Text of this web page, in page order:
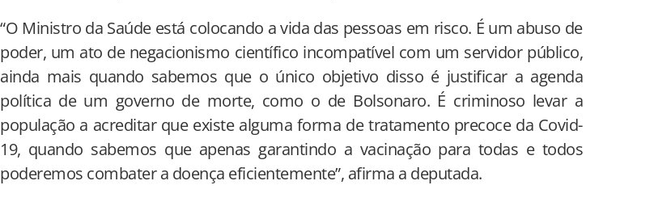
“O Ministro da Saúde está colocando a vida das pessoas em risco. É um abuso de
poder, um ato de negacionismo científico incompatível com um servidor público,
ainda mais quando sabemos que o único objetivo disso é justificar a agenda
política de um governo de morte, como o de Bolsonaro. É criminoso levar a
população a acreditar que existe alguma forma de tratamento precoce da Covid-
19, quando sabemos que apenas garantindo a vacinação para todas e todos
poderemos combater a doença eficientemente”, afirma a deputada.